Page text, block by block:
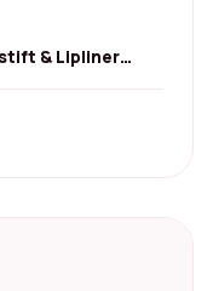
& Lipliner